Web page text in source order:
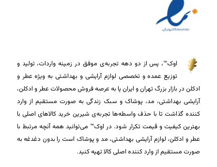
اوک™، پس از دو دهه تجربه‌ی موفق در زمینه واردات، تولید و
توزیع عمده و تخصصی لوازم آرایشی و بهداشتی به ویژه عطر و
ادکلن در بازار بزرگ تهران و ایران پا به عرصه فروش محصولات عطر و ادکلن،
آرایشی بهداشتی، مد، پوشاک و سبک زندگی به صورت مستقیم از وارد
کننده گذاشت تا با حذف واسطه‌ها تجربه‌ی شیرین خرید کالاهای اصلی با
بهترین کیفیت و قیمت تکرار شود. در اوک™ می‌توانید همه آنچه مرتبط با
عطر و ادکلن، لوازم آرایشی بهداشتی، مد و پوشاک است را بدون دغدغه به
صورت مستقیم از وارد کننده اصلی کالا تهیه کنید.